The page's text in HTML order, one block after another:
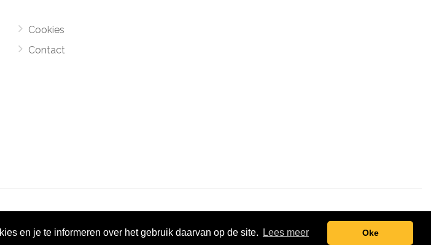
en je te informeren over het gebruik daarvan op de site. Lees meer Oke
Cookies
Contact